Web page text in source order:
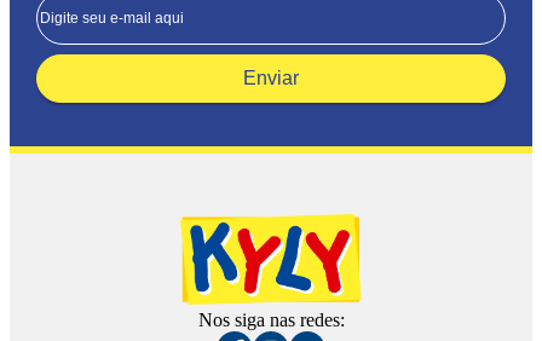
Enviar
Nos siga nas redes: